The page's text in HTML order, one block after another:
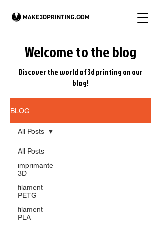
Welcome to the blog
Discover the world of 3d printing on our
blog!
BLOG
All Posts
imprimante
3D
filament
PETG
filament
PLA
All Posts